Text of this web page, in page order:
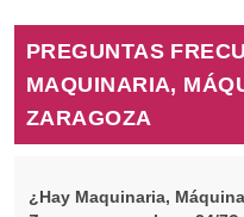
PREGUNTAS
MAQUINARIA,
ZARAGOZA
¿Hay Maquinaria,